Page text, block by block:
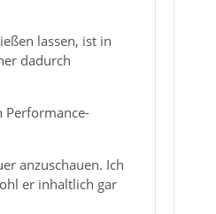
lassen, ist in
dadurch
Performance-
anzuschauen. Ich
er inhaltlich gar